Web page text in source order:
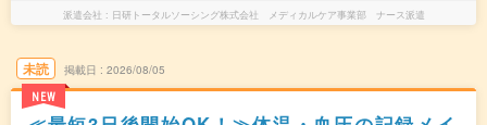
派遣会社 日研トータルソーシング株式会社 メディカルケア事業部 ナース派遣
未読
NEW
掲載日 2026/08/05